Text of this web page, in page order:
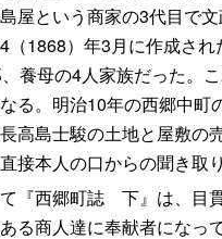
屋という商家の3代目で
（1868）年3月に作成さ
養母の4人家族だった。
る。明治10年の西郷中
高島士駿の土地と屋敷
接本人の口からの聞き取
『西郷町誌 下』は、目
る商人達に奉献者にな